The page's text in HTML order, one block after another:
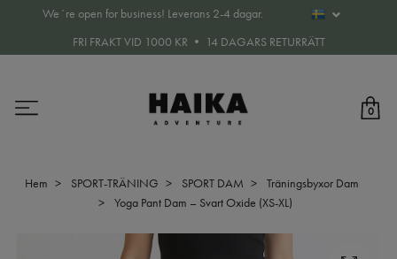
We´re open for business! Leverans 2-4 dagar.
FRI FRAKT VID 1000 KR • 14 DAGARS RETURRÄTT
0
Hem SPORT-TRÄNING SPORT DAM
Träningsbyxor Dam
Yoga Pant Dam – Svart Oxide (XS-XL)